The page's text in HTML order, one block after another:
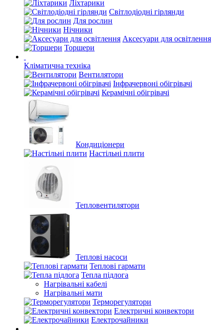
Ліхтарики
Світлодіодні гірлянди
Для рослин
Нічники
Аксесуари для освітлення
Торшери
Кліматична техніка
Вентилятори
Інфрачервоні обігрівачі
Керамічні обігрівачі
Кондиціонери
Настільні плити
Тепловентилятори
Теплові насоси
Теплові гармати
Тепла підлога
Нагрівальні кабелі
Нагрівальні мати
Терморегулятори
Електричні конвектори
Електрочайники